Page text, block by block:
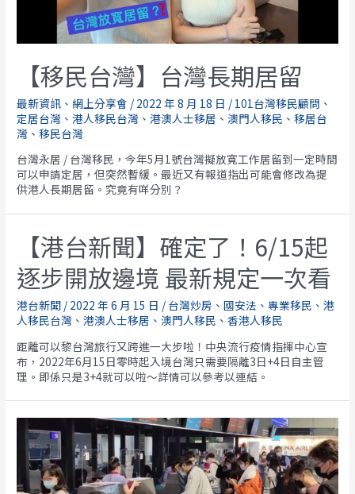
【移民台灣】台灣長期居留
最新資訊 、 網上分享會 / 2022 年 8 月 18 日 / 101台灣移民顧問 、
定居台灣 、港人移民台灣 、港澳人士移居 、澳門人移民 、移居台
灣 、移民台灣
台灣永居 / 台灣移民，今年5月1號台灣擬放寬工作居留到一定時間
可以申請定居，但突然暫緩。最近又有報道指出可能會修改為提
供港人長期居留。究竟有咩分別？
【港台新聞】確定了！6/15起
逐步開放邊境 最新規定一次看
港台新聞 / 2022 年 6 月 15 日 / 台灣炒房 、國安法 、專業移民 、港
人移民台灣 、港澳人士移居 、澳門人移民 、香港人移民
距離可以黎台灣旅行又跨進一大步啦！中央流行疫情指揮中心宣
布，2022年6月15日零時起入境台灣只需要隔離3日+4日自主管
理。即係只是3+4就可以啦～詳情可以參考以連結。